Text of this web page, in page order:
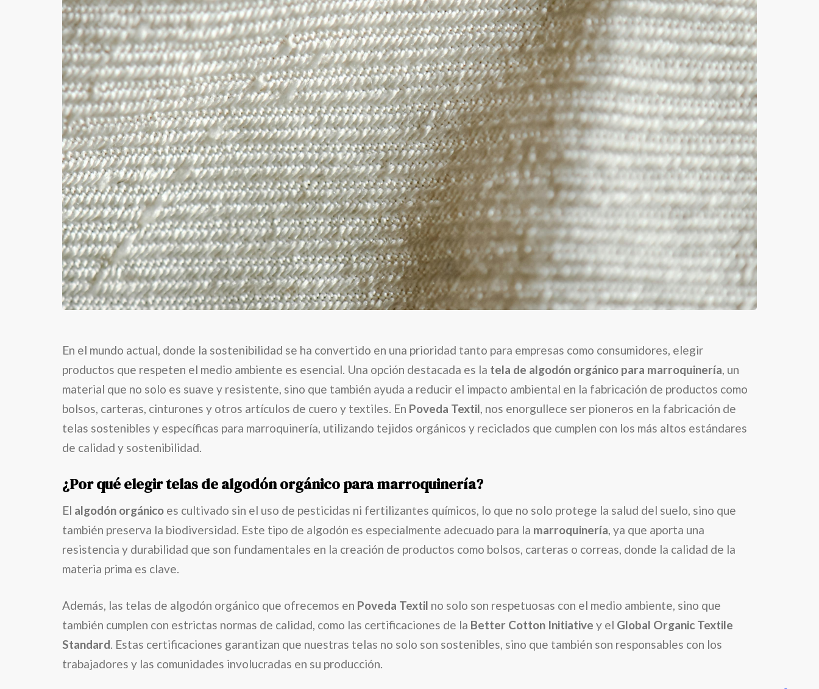
En el mundo actual, donde la sostenibilidad se ha convertido en una prioridad tanto para empresas como consumidores, elegir
productos que respeten el medio ambiente es esencial. Una opción destacada es la tela de algodón orgánico para marroquinería, un
material que no solo es suave y resistente, sino que también ayuda a reducir el impacto ambiental en la fabricación de productos como
bolsos, carteras, cinturones y otros artículos de cuero y textiles. En Poveda Textil, nos enorgullece ser pioneros en la fabricación de
telas sostenibles y específicas para marroquinería, utilizando tejidos orgánicos y reciclados que cumplen con los más altos estándares
de calidad y sostenibilidad.
¿Por qué elegir telas de algodón orgánico para marroquinería?
El algodón orgánico es cultivado sin el uso de pesticidas ni fertilizantes químicos, lo que no solo protege la salud del suelo, sino que
también preserva la biodiversidad. Este tipo de algodón es especialmente adecuado para la marroquinería, ya que aporta una
resistencia y durabilidad que son fundamentales en la creación de productos como bolsos, carteras o correas, donde la calidad de la
materia prima es clave.
Además, las telas de algodón orgánico que ofrecemos en Poveda Textil no solo son respetuosas con el medio ambiente, sino que
también cumplen con estrictas normas de calidad, como las certificaciones de la Better Cotton Initiative y el Global Organic Textile
Standard. Estas certificaciones garantizan que nuestras telas no solo son sostenibles, sino que también son responsables con los
trabajadores y las comunidades involucradas en su producción.